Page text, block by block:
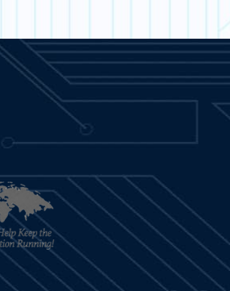
PER SAPERNE DI